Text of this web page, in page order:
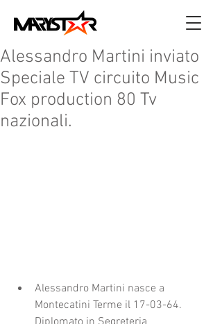
Alessandro Martini inviato
Speciale TV circuito Music
Fox production 80 Tv
nazionali.
Alessandro Martini nasce a
Montecatini Terme il 17-03-64.